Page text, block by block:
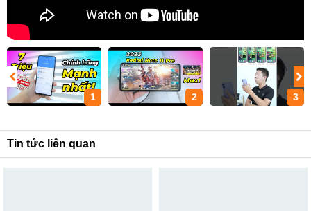
1 2 3
Tin tức liên quan